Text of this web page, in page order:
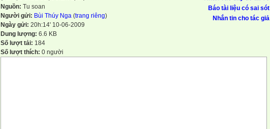
Báo tài liệu có sai sót
Nhắn tin cho tác giả
Nguồn: Tu soan
Người gửi: Bùi Thúy Nga (trang riêng)
Ngày gửi: 20h:14' 10-06-2009
Dung lượng: 6.6 KB
Số lượt tải: 184
Số lượt thích: 0 người